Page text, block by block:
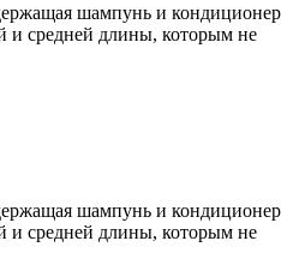
шампунь и кондиционер
и средней длины, которым не
шампунь и кондиционер
и средней длины, которым не